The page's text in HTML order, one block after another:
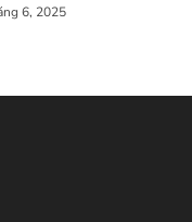
6, 2025